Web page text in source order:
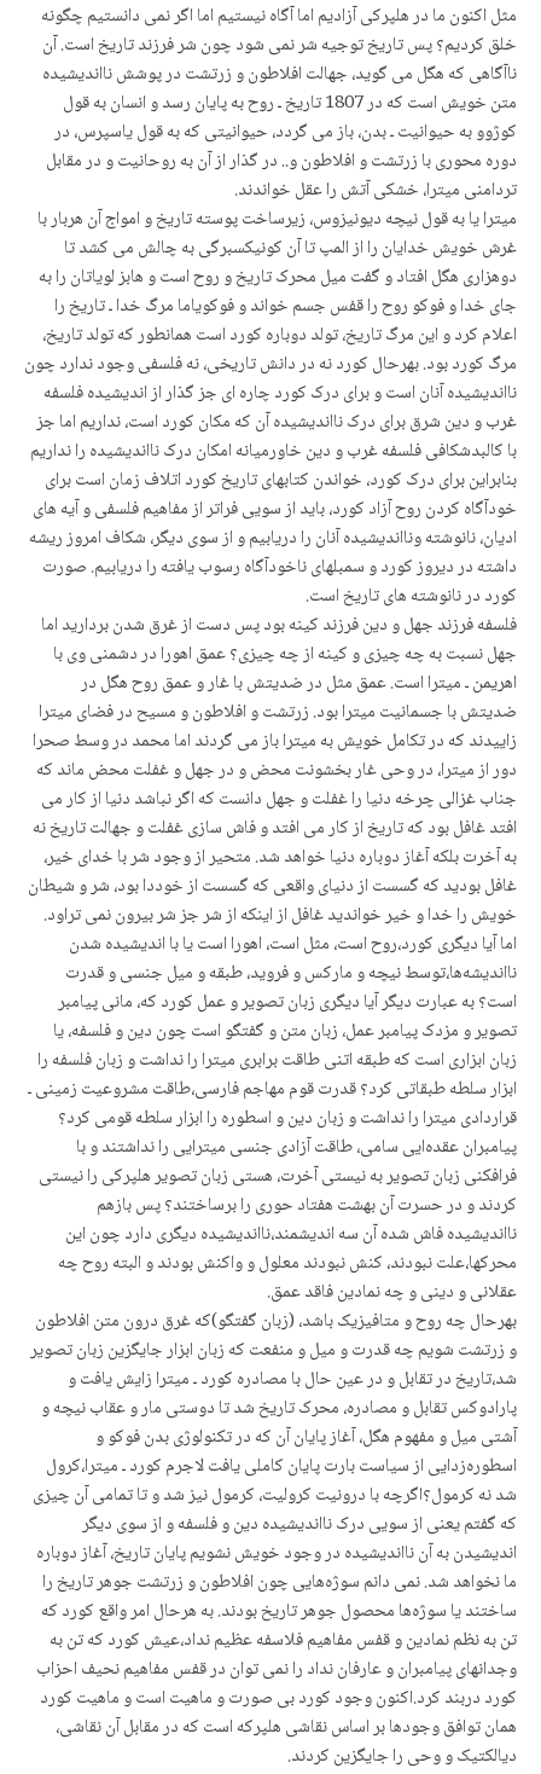
مثل اکنون ما در هلپرکی آزادیم اما آگاه نیستیم اما اگر نمی دانستیم چگونه
خلق کردیم؟ پس تاریخ توجیه شر نمی شود چون شر فرزند تاریخ است. آن
ناآگاهی که هگل می گوید، جهالت افلاطون و زرتشت در پوشش نااندیشیده
متن خویش است که در 1807 تاریخ ـ روح به پایان رسد و انسان به قول
کوژوو به حیوانیت ـ بدن، باز می گردد، حیوانیتی که به قول یاسپرس، در
دوره محوری با زرتشت و افلاطون و.. در گذار از آن به روحانیت و در مقابل
تردامنی میترا، خشکی آتش را عقل خواندند.
میترا یا به قول نیچه دیونیزوس، زیرساخت پوسته تاریخ و امواج آن هربار با
غرش خویش خدایان را از المپ تا آن کونیکسبرگی به چالش می کشد تا
دوهزاری هگل افتاد و گفت میل محرک تاریخ و روح است و هابز لویاتان را به
جای خدا و فوکو روح را قفس جسم خواند و فوکویاما مرگ خدا ـ تاریخ را
اعلام کرد و این مرگ تاریخ، تولد دوباره کورد است همانطور که تولد تاریخ،
مرگ کورد بود. بهرحال کورد نه در دانش تاریخی، نه فلسفی وجود ندارد چون
نااندیشیده آنان است و برای درک کورد چاره ای جز گذار از اندیشیده فلسفه
غرب و دین شرق برای درک نااندیشیده آن که مکان کورد است، نداریم اما جز
با کالبدشکافی فلسفه غرب و دین خاورمیانه امکان درک نااندیشیده را نداریم
بنابراین برای درک کورد، خواندن کتابهای تاریخ کورد اتلاف زمان است برای
خودآگاه کردن روح آزاد کورد، باید از سویی فراتر از مفاهیم فلسفی و آیه های
ادیان، نانوشته ونااندیشیده آنان را دریابیم و از سوی دیگر، شکاف امروز ریشه
داشته در دیروز کورد و سمبلهای ناخودآگاه رسوب یافته را دریابیم. صورت
کورد در نانوشته های تاریخ است.
فلسفه فرزند جهل و دین فرزند کینه بود پس دست از غرق شدن بردارید اما
جهل نسبت به چه چیزی و کینه از چه چیزی؟ عمق اهورا در دشمنی وی با
اهریمن ـ میترا است. عمق مثل در ضدیتش با غار و عمق روح هگل در
ضدیتش با جسمانیت میترا بود. زرتشت و افلاطون و مسیح در فضای میترا
زاییدند که در تکامل خویش به میترا باز می گردند اما محمد در وسط صحرا
دور از میترا، در وحی غار بخشونت محض و در جهل و غفلت محض ماند که
جناب غزالی چرخه دنیا را غفلت و جهل دانست که اگر نباشد دنیا از کار می
افتد غافل بود که تاریخ از کار می افتد و فاش سازی غفلت و جهالت تاریخ نه
به آخرت بلکه آغاز دوباره دنیا خواهد شد. متحیر از وجود شر با خدای خیر،
غافل بودید که گسست از دنیای واقعی کە گسست از خوددا بود، شر و شیطان
خویش را خدا و خیر خواندید غافل از اینکه از شر جز شر بیرون نمی تراود.
اما آیا دیگری کورد،روح است، مثل است، اهورا است یا با اندیشیده شدن
نااندیشەها،توسط نیچه و مارکس و فروید، طبقه و میل جنسی و قدرت
است؟ به عبارت دیگر آیا دیگری زبان تصویر و عمل کورد که، مانی پیامبر
تصویر و مزدک پیامبر عمل، زبان متن و گفتگو است چون دین و فلسفه، یا
زبان ابزاری است که طبقه اتنی طاقت برابری میترا را نداشت و زبان فلسفه را
ابزار سلطه طبقاتی کرد؟ قدرت قوم مهاجم فارسی،طاقت مشروعیت زمینی ـ
قراردادی میترا را نداشت و زبان دین و اسطوره را ابزار سلطه قومی کرد؟
پیامبران عقدەایی سامی، طاقت آزادی جنسی میترایی را نداشتند و با
فرافکنی زبان تصویر به نیستی آخرت، هستی زبان تصویر هلپرکی را نیستی
کردند و در حسرت آن بهشت هفتاد حوری را برساختند؟ پس بازهم
نااندیشیده فاش شده آن سه اندیشمند،نااندیشیده دیگری دارد چون این
محرکها،علت نبودند، کنش نبودند معلول و واکنش بودند و البته روح چه
عقلانی و دینی و چه نمادین فاقد عمق.
بهرحال چه روح و متافیزیک باشد، (زبان گفتگو)که غرق درون متن افلاطون
و زرتشت شویم چه قدرت و میل و منفعت که زبان ابزار جایگزین زبان تصویر
شد،تاریخ در تقابل و در عین حال با مصادره کورد ـ میترا زایش یافت و
پارادوکس تقابل و مصادره، محرک تاریخ شد تا دوستی مار و عقاب نیچه و
آشتی میل و مفهوم هگل، آغاز پایان آن که در تکنولوژی بدن فوکو و
اسطورەزدایی از سیاست بارت پایان کاملی یافت لاجرم کورد ـ میترا،کرول
شد نه کرمول؟اگرچه با درونیت کرولیت، کرمول نیز شد و تا تمامی آن چیزی
که گفتم یعنی از سویی درک نااندیشیده دین و فلسفه و از سوی دیگر
اندیشیدن به آن نااندیشیده در وجود خویش نشویم پایان تاریخ، آغاز دوباره
ما نخواهد شد. نمی دانم سوژەهایی چون افلاطون و زرتشت جوهر تاریخ را
ساختند یا سوژەها محصول جوهر تاریخ بودند. به هرحال امر واقع کورد که
تن به نظم نمادین و قفس مفاهیم فلاسفه عظیم نداد،عیش کورد که تن به
وجدانهای پیامبران و عارفان نداد را نمی توان در قفس مفاهیم نحیف احزاب
کورد دربند کرد.اکنون وجود کورد بی صورت و ماهیت است و ماهیت کورد
همان توافق وجودها بر اساس نقاشی هلپرکه است که در مقابل آن نقاشی،
دیالکتیک و وحی را جایگزین کردند.